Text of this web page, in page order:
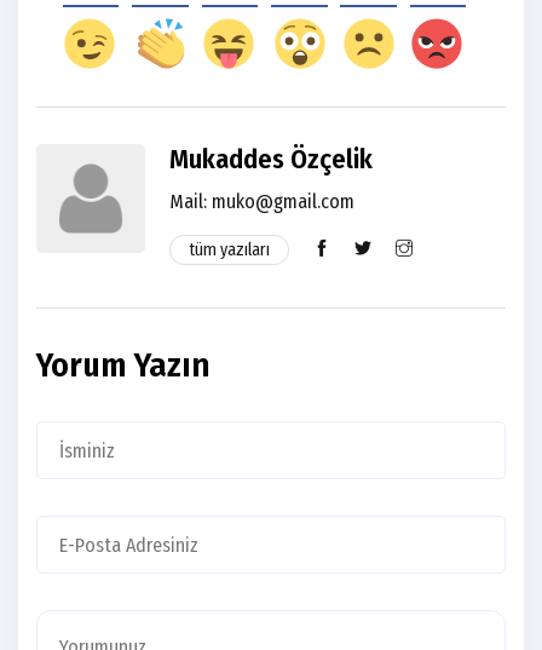
Mukaddes Özçelik
Mail: muko@gmail.com
tüm yazıları
Yorum Yazın